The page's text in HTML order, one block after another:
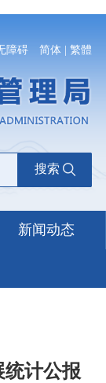
障碍 简体 |繁體
搜索
新闻动态
统计公报